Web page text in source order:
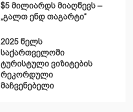
$5 მილიარდს მიაღწევს –
„გალთ ენდ თაგარტი“
2025 წელს
საქართველოში
ტურისტული ვიზიტების
რეკორდული
მაჩვენებელი